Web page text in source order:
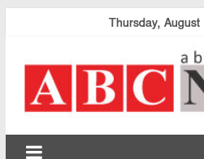
Thursday,